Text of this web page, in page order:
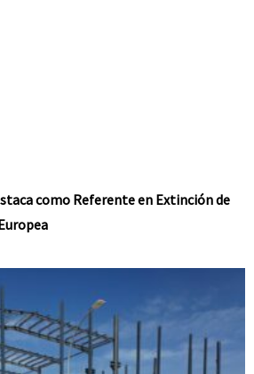
como Referente en Extinción de